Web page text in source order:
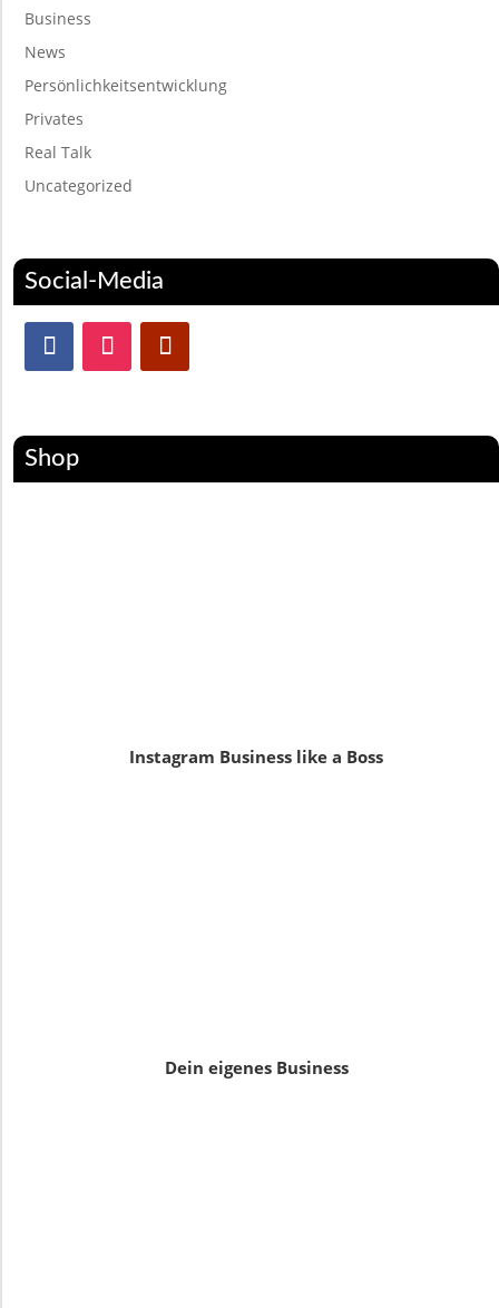
Business
News
Persönlichkeitsentwicklung
Privates
Real Talk
Uncategorized
Social-Media
Shop
Instagram Business like a Boss
Dein eigenes Business